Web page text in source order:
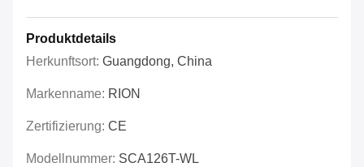
Produktdetails
Herkunftsort: Guangdong, China
Markenname: RION
Zertifizierung: CE
Modellnummer: SCA126T-WL